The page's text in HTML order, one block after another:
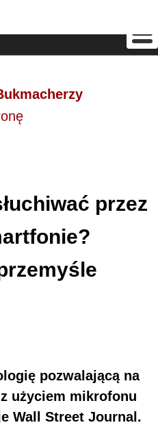
przez
pozwalającą na
użyciem mikrofonu
Wall Street Journal.